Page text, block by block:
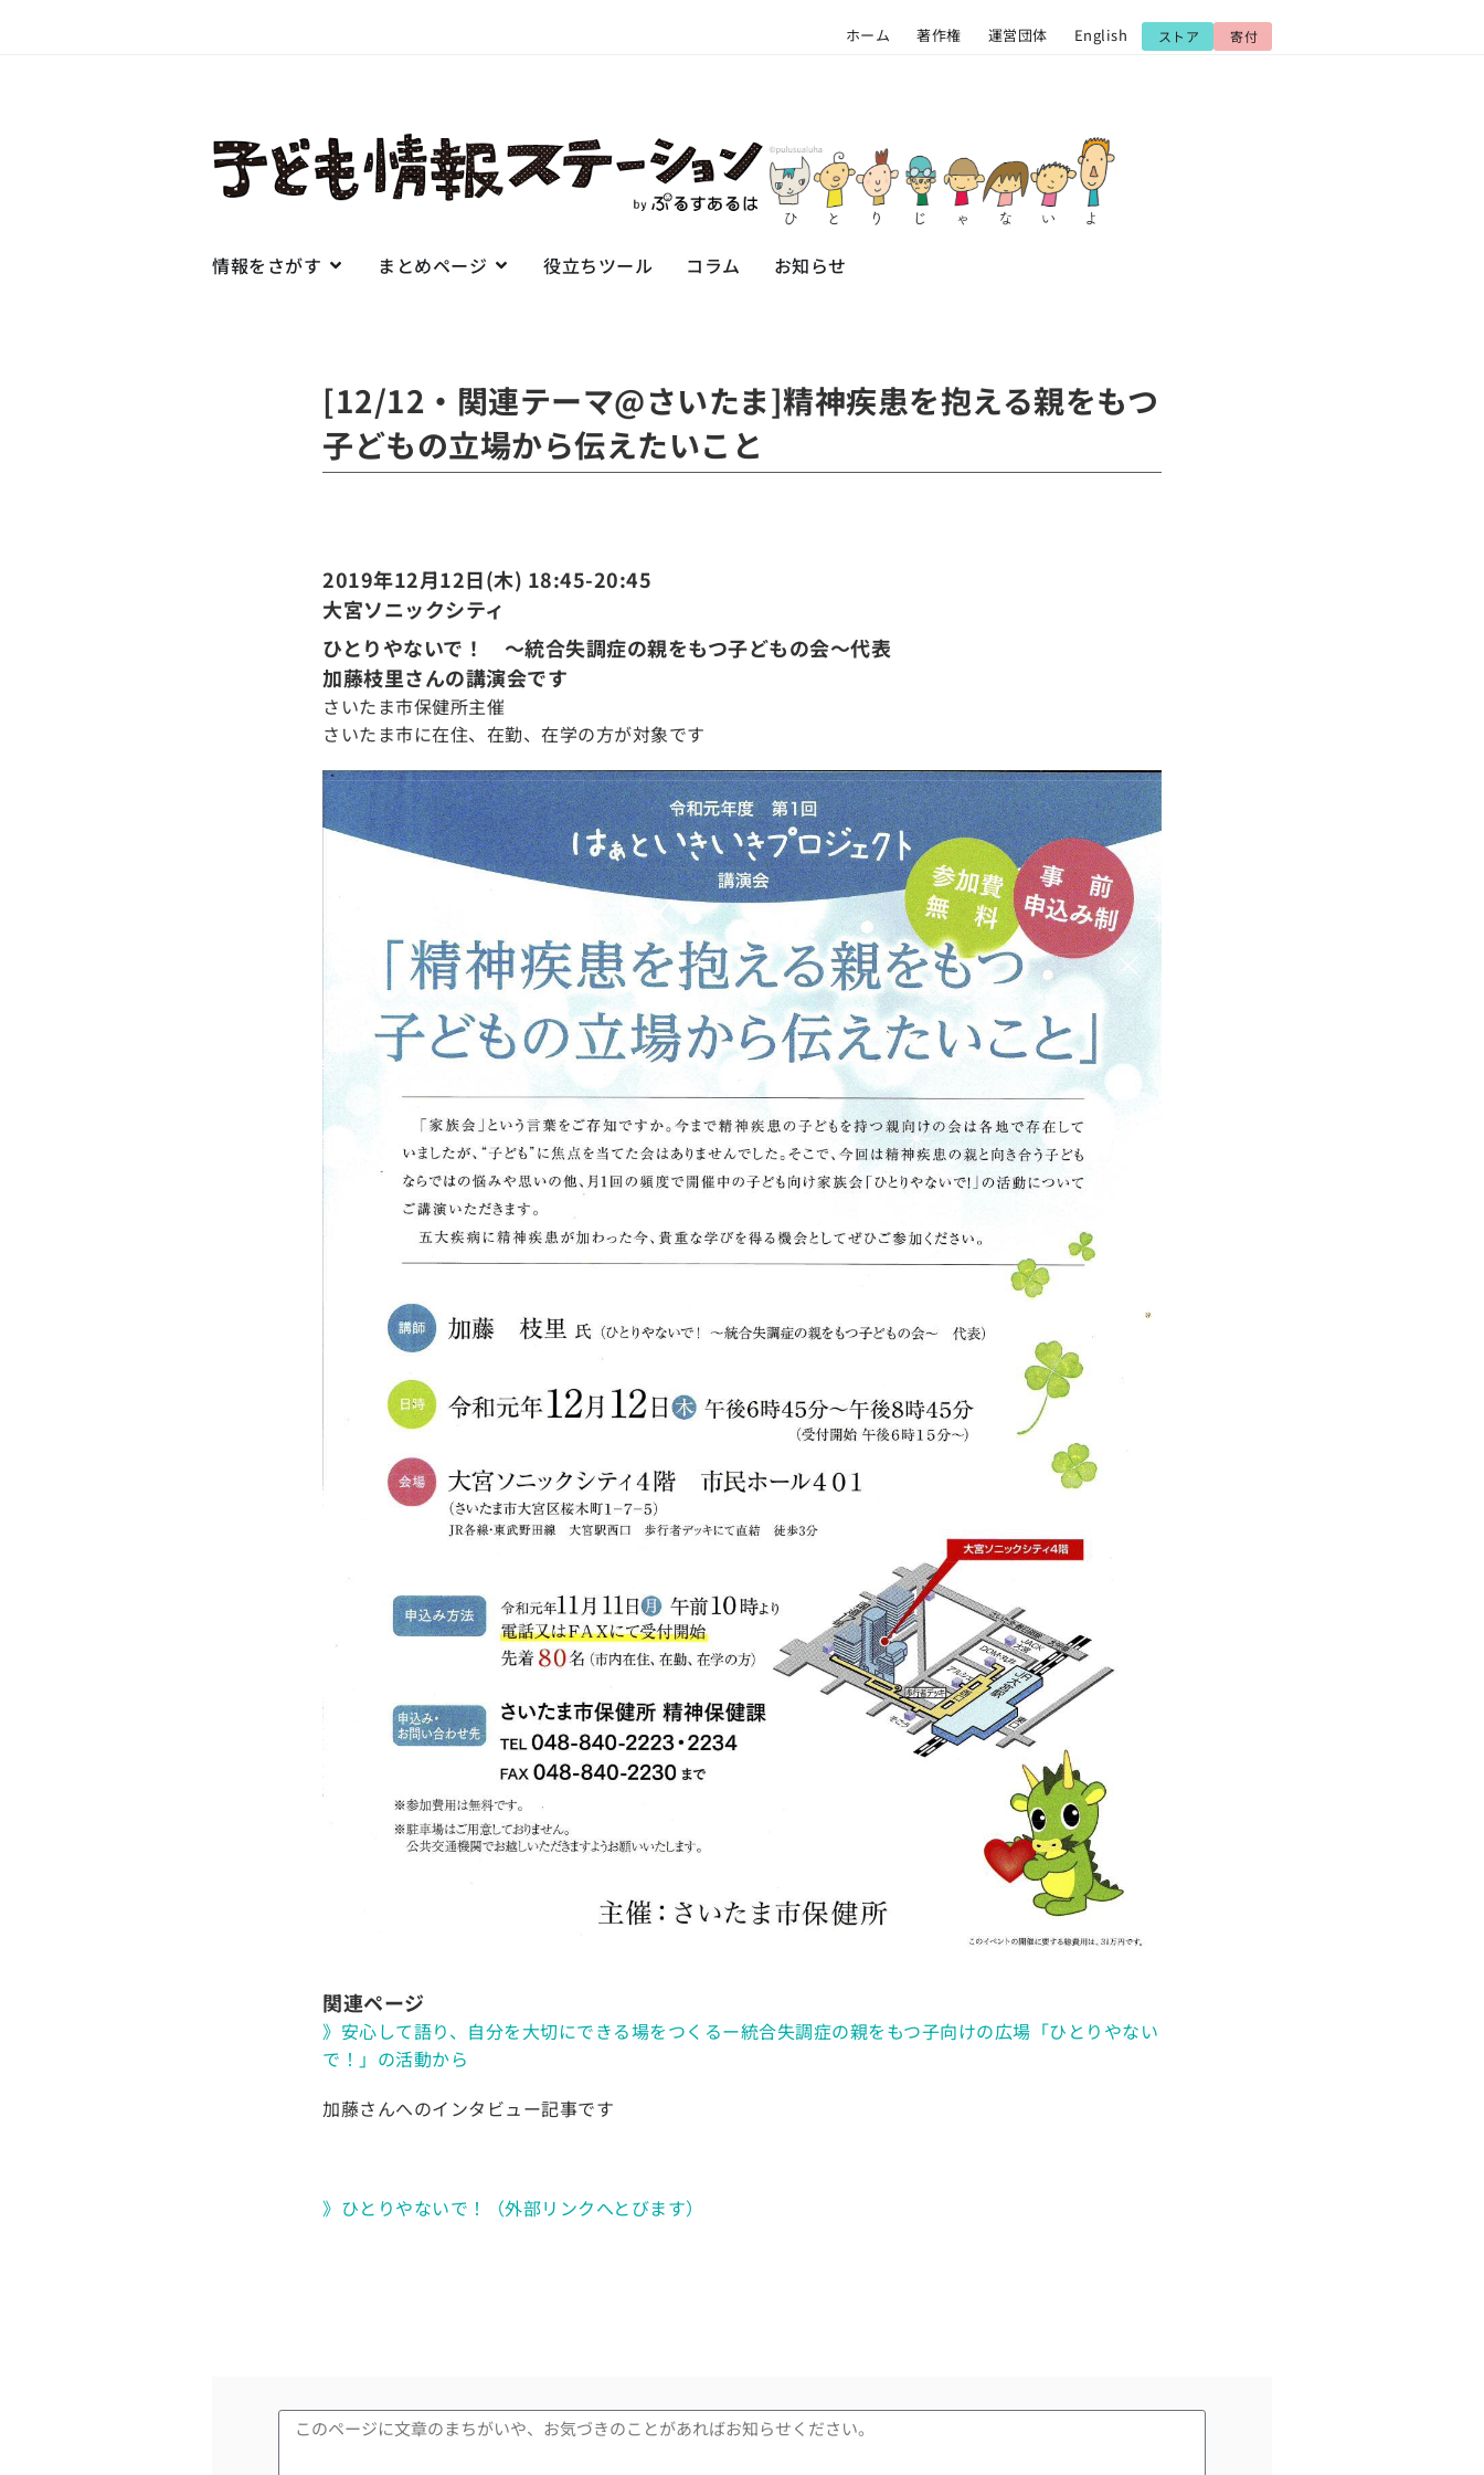
ホーム 著作権 運営団体 English ストア 寄付
情報をさがす まとめページ 役立ちツール コラム お知らせ
[12/12・関連テーマ@さいたま]精神疾患を抱える親をもつ
子どもの立場から伝えたいこと
2019年12月12日(木) 18:45-20:45
大宮ソニックシティ
ひとりやないで！ 〜統合失調症の親をもつ子どもの会〜代表
加藤枝里さんの講演会です
さいたま市保健所主催
さいたま市に在住、在勤、在学の方が対象です
関連ページ
》安心して語り、自分を大切にできる場をつくるー統合失調症の親をもつ子向けの広場「ひとりやない
で！」の活動から
加藤さんへのインタビュー記事です
》ひとりやないで！（外部リンクへとびます）